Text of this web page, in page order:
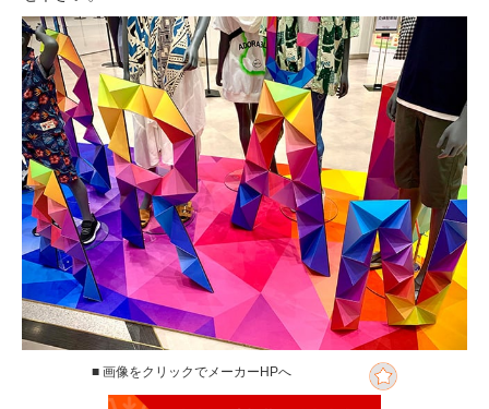
■ 画像をクリックでメーカーHPへ